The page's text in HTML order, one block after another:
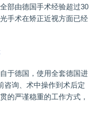
部由德国手术经验超过30
手术在矫正近视方面已经
德国，使用全套德国进
咨询、术中操作到术后定
的严谨稳重的工作方式，